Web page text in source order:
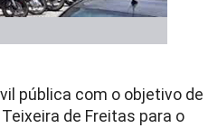
pública com o objetivo de
de Freitas para o